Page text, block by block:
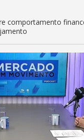
comportamento